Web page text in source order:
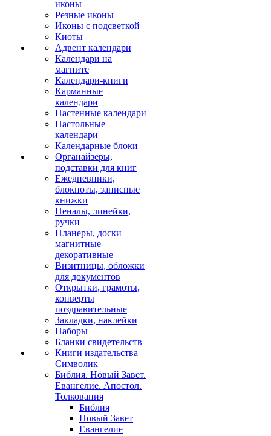
иконы
Резные иконы
Иконы с подсветкой
Киоты
Адвент календари
Календари на
магните
Календари-книги
Карманные
календари
Настенные календари
Настольные
календари
Календарные блоки
Органайзеры,
подставки для книг
Ежедневники,
блокноты, записные
книжки
Пеналы, линейки,
ручки
Планеры, доски
магнитные
декоративные
Визитницы, обложки
для документов
Открытки, грамоты,
конверты
поздравительные
Закладки, наклейки
Наборы
Бланки свидетельств
Книги издательства
Символик
Библия. Новый Завет.
Евангелие. Апостол.
Толкования
Библия
Новый Завет
Евангелие